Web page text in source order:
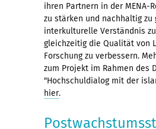
ihren Partnern in der MENA-
zu stärken und nachhaltig zu
interkulturelle Verständnis
gleichzeitig die Qualität von
Forschung zu verbessern.
zum Projekt im Rahmen des
"Hochschuldialog mit der
hier.